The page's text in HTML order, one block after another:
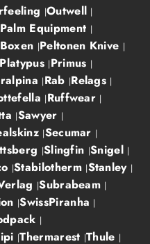
Outwell
Palm Equipment
Peltonen Knive
Platypus Primus
Rab Relags
Ruffwear
Sawyer
Secumar
Slingfin Snigel
Stabilotherm Stanley
Subrabeam
SwissPiranha
Thermarest Thule